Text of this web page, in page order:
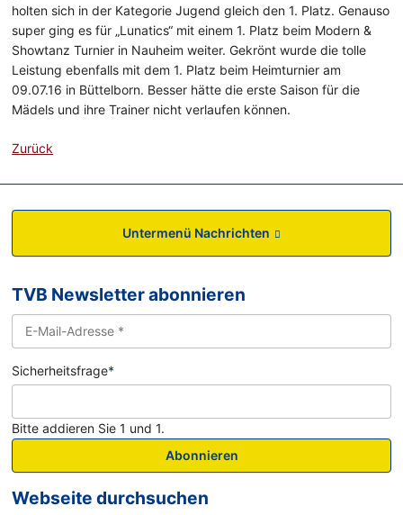
holten sich in der Kategorie Jugend gleich den 1. Platz. Genauso
super ging es für „Lunatics“ mit einem 1. Platz beim Modern &
Showtanz Turnier in Nauheim weiter. Gekrönt wurde die tolle
Leistung ebenfalls mit dem 1. Platz beim Heimturnier am
09.07.16 in Büttelborn. Besser hätte die erste Saison für die
Mädels und ihre Trainer nicht verlaufen können.
Zurück
Untermenü Nachrichten
TVB Newsletter abonnieren
Sicherheitsfrage*
Bitte addieren Sie 1 und 1.
Abonnieren
Webseite durchsuchen